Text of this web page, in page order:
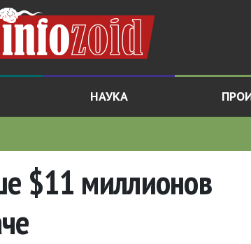
НАУКА
$11 миллионов